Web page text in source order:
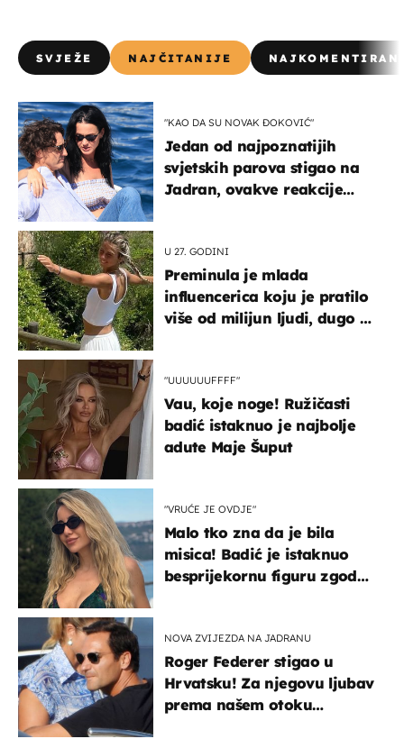
SVJEŽE NAJČITANIJE
"KAO DA SU NOVAK ĐOKOVIĆ"
Jedan od najpoznatijih
svjetskih parova stigao na
Jadran, ovakve reakcije
U 27. GODINI
Preminula je mlada
influencerica koju je pratilo
više od milijun ljudi, dugo se
"UUUUUUFFFF"
Vau, koje noge! Ružičasti
badić istaknuo je najbolje
adute Maje Šuput
"VRUĆE JE OVDJE"
Malo tko zna da je bila
misica! Badić je istaknuo
besprijekornu figuru zgodne
NOVA ZVIJEZDA NA JADRANU
Roger Federer stigao u
Hrvatsku! Za njegovu ljubav
prema našem otoku